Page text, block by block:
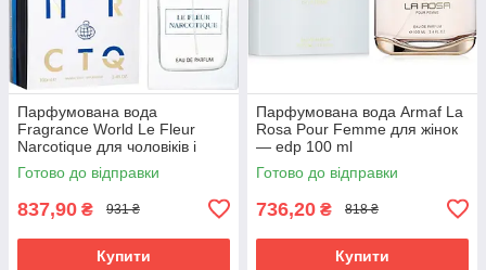
Парфумована вода
Fragrance World Le Fleur
Narcotique для чоловіків і
жінок edp 100 ml
Готово до відправки
837,90 ₴ 931 ₴
Купити
Парфумована вода Armaf La
Rosa Pour Femme для жінок
— edp 100 ml
Готово до відправки
736,20 ₴ 818 ₴
Купити